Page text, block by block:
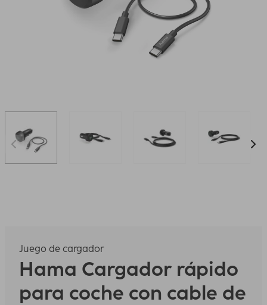
Juego de cargador
Hama Cargador rápido
para coche con cable de